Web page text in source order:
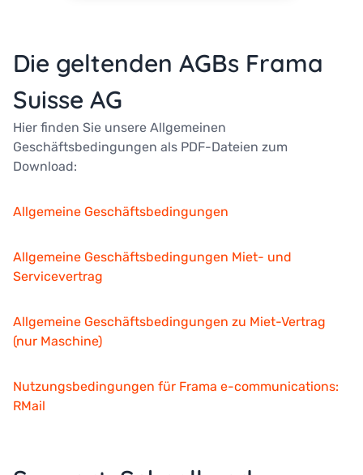
Die geltenden AGBs Frama
Suisse AG
Hier finden Sie unsere Allgemeinen
Geschäftsbedingungen als PDF-Dateien zum
Download:
Allgemeine Geschäftsbedingungen
Allgemeine Geschäftsbedingungen Miet- und
Servicevertrag
Allgemeine Geschäftsbedingungen zu Miet-Vertrag
(nur Maschine)
Nutzungsbedingungen für Frama e-communications:
RMail